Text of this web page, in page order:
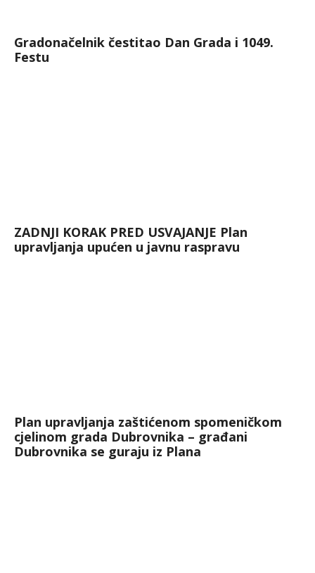
Gradonačelnik čestitao Dan Grada i 1049.
Festu
ZADNJI KORAK PRED USVAJANJE Plan
upravljanja upućen u javnu raspravu
Plan upravljanja zaštićenom spomeničkom
cjelinom grada Dubrovnika – građani
Dubrovnika se guraju iz Plana